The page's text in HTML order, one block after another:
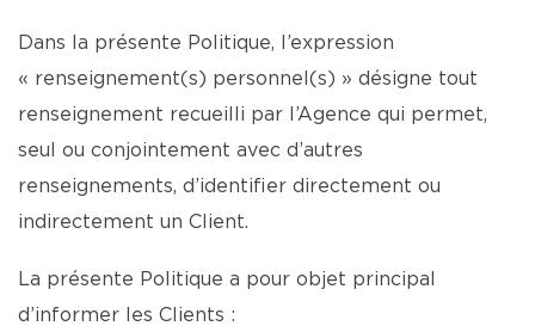
Dans la présente Politique, l’expression
« renseignement(s) personnel(s) » désigne tout
renseignement recueilli par l’Agence qui permet,
seul ou conjointement avec d’autres
renseignements, d’identifier directement ou
indirectement un Client.
La présente Politique a pour objet principal
d’informer les Clients :